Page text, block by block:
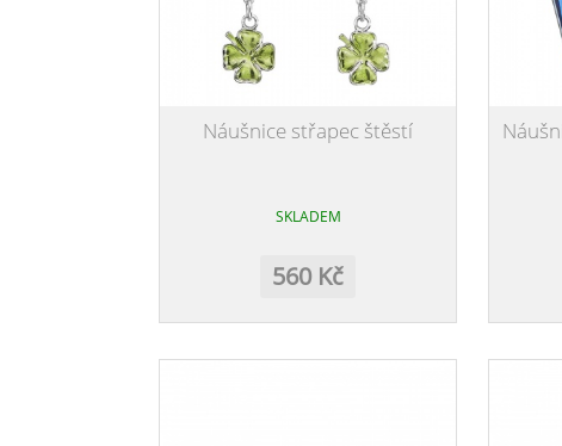
Náušnice střapec štěstí
SKLADEM
560 Kč